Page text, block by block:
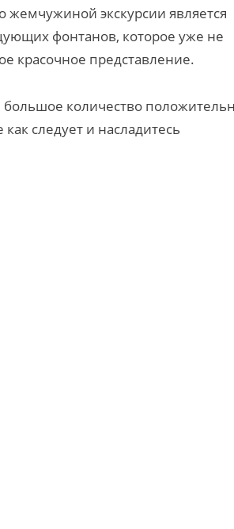
жемчужиной экскурсии является
фонтанов, которое уже не
красочное представление.
большое количество
следует и насладитесь